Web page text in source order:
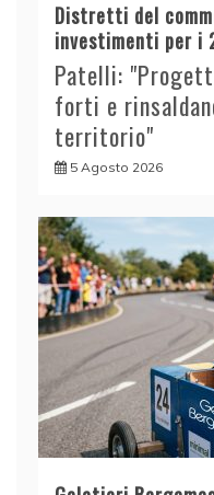
Distretti del
investimenti per i
Patelli:
forti e
territorio"
5 Agosto 2026